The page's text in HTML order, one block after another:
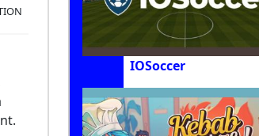
IOSoccer